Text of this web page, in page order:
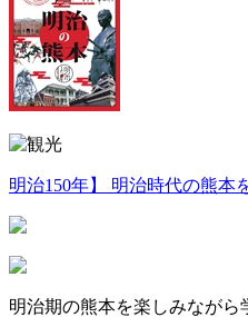
明治150年】 明治時代の熊本
明治期の熊本を楽しみなが